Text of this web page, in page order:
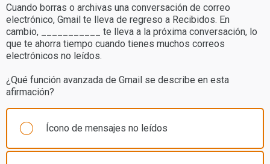
Cuando borras o archivas una conversación de correo
electrónico, Gmail te lleva de regreso a Recibidos. En
cambio, ___________ te lleva a la próxima conversación, lo
que te ahorra tiempo cuando tienes muchos correos
electrónicos no leídos.
¿Qué función avanzada de Gmail se describe en esta
afirmación?
Ícono de mensajes no leídos